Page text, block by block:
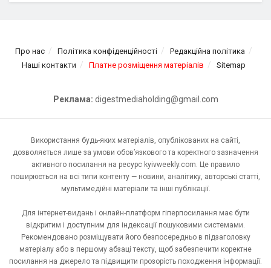
Про нас Політика конфіденційності
Редакційна політика
Наші контакти
Платне розміщення матеріалів Sitemap
Реклама: digestmediaholding@gmail.com
Використання будь-яких матеріалів, опублікованих на сайті,
дозволяється лише за умови обов’язкового та коректного зазначення
активного посилання на ресурс kyivweekly.com. Це правило
поширюється на всі типи контенту — новини, аналітику, авторські статті,
мультимедійні матеріали та інші публікації.
Для інтернет-видань і онлайн-платформ гіперпосилання має бути
відкритим і доступним для індексації пошуковими системами.
Рекомендовано розміщувати його безпосередньо в підзаголовку
матеріалу або в першому абзаці тексту, щоб забезпечити коректне
посилання на джерело та підвищити прозорість походження інформації.